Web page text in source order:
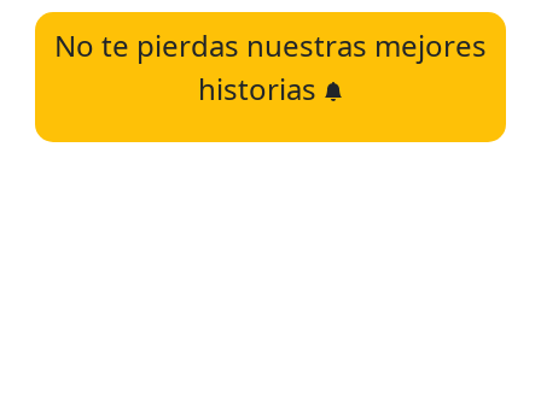
No te pierdas nuestras mejores
historias